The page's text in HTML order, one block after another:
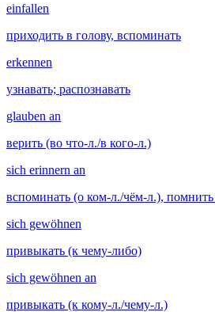
einfallen
приходить в голову, вспоминать
erkennen
узнавать; распознавать
glauben an
верить (во что-л./в кого-л.)
sich erinnern an
вспоминать (о ком-л./чём-л.), помнить
sich gewöhnen
привыкать (к чему-либо)
sich gewöhnen an
привыкать (к кому-л./чему-л.)